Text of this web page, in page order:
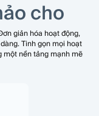
cho
giản hóa hoạt động,
Tinh gọn mọi hoạt
một nền tảng mạnh mẽ